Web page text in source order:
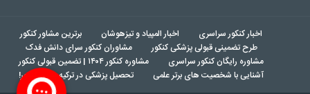
اخبار کنکور سراسری اخبار المپیاد و تیزهوشان
برترین مشاور کنکور
طرح تضمینی قبولی پزشکی کنکور
مشاوران کنکور سرای دانش فدک
مشاوره رایگان کنکور سراسری
مشاوره کنکور ۱۴۰۴ | تضمین قبولی کنکور
آشنایی با شخصیت های برتر علمی
تحصیل پزشکی در ترکیه بدون کنکور!